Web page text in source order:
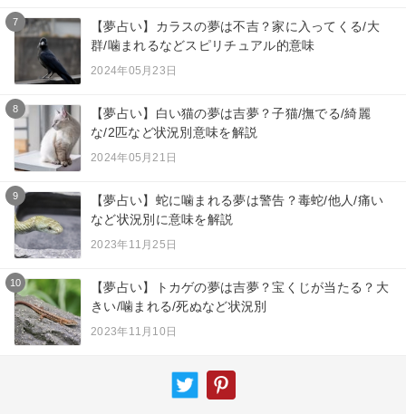
7
【夢占い】カラスの夢は不吉？家に入ってくる/大
群/噛まれるなどスピリチュアル的意味
2024年05月23日
8
【夢占い】白い猫の夢は吉夢？子猫/撫でる/綺麗
な/2匹など状況別意味を解説
2024年05月21日
9
【夢占い】蛇に噛まれる夢は警告？毒蛇/他人/痛い
など状況別に意味を解説
2023年11月25日
10
【夢占い】トカゲの夢は吉夢？宝くじが当たる？大
きい/噛まれる/死ぬなど状況別
2023年11月10日